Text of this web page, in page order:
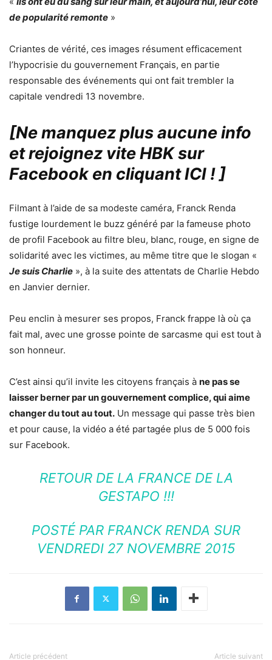
de popularité remonte »
Criantes de vérité, ces images résument efficacement
l’hypocrisie du gouvernement Français, en partie
responsable des événements qui ont fait trembler la
capitale vendredi 13 novembre.
[Ne manquez plus aucune info
et rejoignez vite HBK sur
Facebook en cliquant ICI !]
Filmant à l’aide de sa modeste caméra, Franck Renda
fustige lourdement le buzz généré par la fameuse photo
de profil Facebook au filtre bleu, blanc, rouge, en signe de
solidarité avec les victimes, au même titre que le slogan «
Je suis Charlie », à la suite des attentats de Charlie Hebdo
en Janvier dernier.
Peu enclin à mesurer ses propos, Franck frappe là où ça
fait mal, avec une grosse pointe de sarcasme qui est tout à
son honneur.
C’est ainsi qu’il invite les citoyens français à ne pas se
laisser berner par un gouvernement complice, qui aime
changer du tout au tout. Un message qui passe très bien
et pour cause, la vidéo a été partagée plus de 5 000 fois
sur Facebook.
RETOUR DE LA FRANCE DE LA
GESTAPO !!!
POSTÉ PAR FRANCK RENDA SUR
VENDREDI 27 NOVEMBRE 2015
Article précédent Article suivant